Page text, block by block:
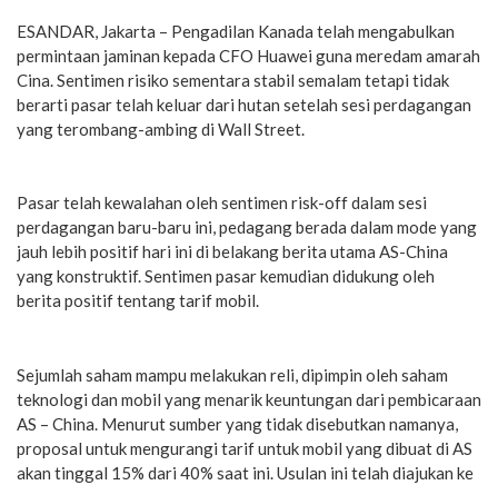
ESANDAR, Jakarta – Pengadilan Kanada telah mengabulkan
permintaan jaminan kepada CFO Huawei guna meredam amarah
Cina. Sentimen risiko sementara stabil semalam tetapi tidak
berarti pasar telah keluar dari hutan setelah sesi perdagangan
yang terombang-ambing di Wall Street.
Pasar telah kewalahan oleh sentimen risk-off dalam sesi
perdagangan baru-baru ini, pedagang berada dalam mode yang
jauh lebih positif hari ini di belakang berita utama AS-China
yang konstruktif. Sentimen pasar kemudian didukung oleh
berita positif tentang tarif mobil.
Sejumlah saham mampu melakukan reli, dipimpin oleh saham
teknologi dan mobil yang menarik keuntungan dari pembicaraan
AS – China. Menurut sumber yang tidak disebutkan namanya,
proposal untuk mengurangi tarif untuk mobil yang dibuat di AS
akan tinggal 15% dari 40% saat ini. Usulan ini telah diajukan ke